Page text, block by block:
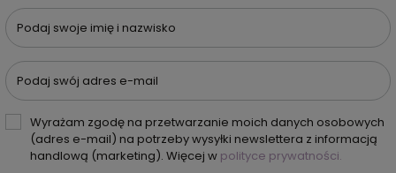
Podaj swoje imię i nazwisko
Podaj swój adres e-mail
Wyrażam zgodę na przetwarzanie moich danych osobowych
(adres e-mail) na potrzeby wysyłki newslettera z informacją
handlową (marketing). Więcej w polityce prywatności.